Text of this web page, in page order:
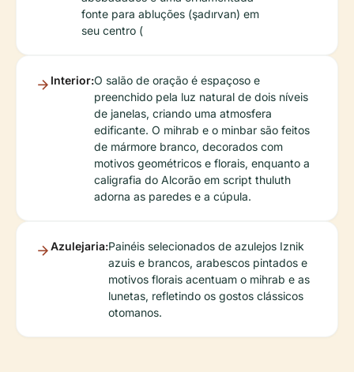
fonte para abluções (şadırvan) em
seu centro (
Interior:O salão de oração é espaçoso e
preenchido pela luz natural de dois níveis
de janelas, criando uma atmosfera
edificante. O mihrab e o minbar são feitos
de mármore branco, decorados com
motivos geométricos e florais, enquanto a
caligrafia do Alcorão em script thuluth
adorna as paredes e a cúpula.
Azulejaria:Painéis selecionados de azulejos Iznik
azuis e brancos, arabescos pintados e
motivos florais acentuam o mihrab e as
lunetas, refletindo os gostos clássicos
otomanos.